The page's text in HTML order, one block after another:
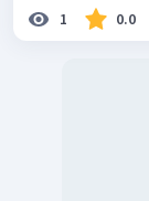
1 0.0